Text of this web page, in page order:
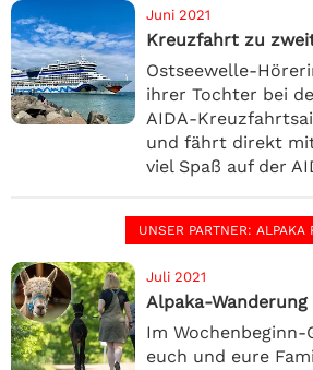
Juni 2021
Kreuzfahrt zu
Ostseewelle-
ihrer Tochter bei
AIDA-
und fährt direkt
viel Spaß auf der
UNSER PARTNER: ALPAKA
Juli 2021
Alpaka-
Im
euch und eure